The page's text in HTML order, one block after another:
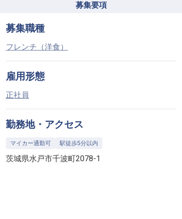
募集要項
募集職種
フレンチ（洋食）
雇用形態
正社員
勤務地・アクセス
マイカー通勤可 駅徒歩5分以内
茨城県水戸市千波町2078-1